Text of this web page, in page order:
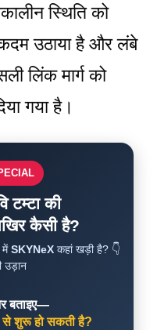
स्थिति को
उठाया है और लंबे
लिंक मार्ग को
गया है।
टम्टा की
कैसी है?
मेंSKYNeX कहां खड़ी है? 👇
उड़ान
बताइए—
से शुरू हो सकती है?